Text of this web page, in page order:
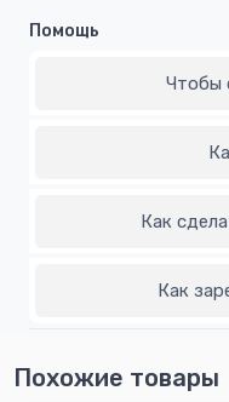
Помощь
Чтобы
Как
Как
Похожие товары